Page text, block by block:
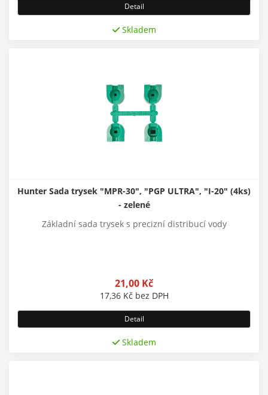
Detail
Skladem
Hunter Sada trysek "MPR-30", "PGP ULTRA", "I-20" (4ks)
- zelené
Základní sada trysek s precizní distribucí vody
21,00 Kč
17,36 Kč bez DPH
Detail
Skladem